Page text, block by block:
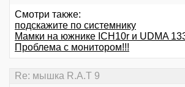
Смотри также:
подскажите по системнику
Мамки на южнике ICH10r и UDMA
Проблема с монитором!!!
Re: мышка R.A.T 9